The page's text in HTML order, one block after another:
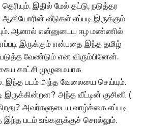
இதில் மேல் தட்டு, நடுத்தர
வீடுகள் எப்படி இருக்கும்
ஆனால் என்னுடைய ஈழ மண்ணில்
இருக்கும் என்பதை இந்த தமிழ்
வேண்டும் என விரும்பினேன்.
காட்சி முழுமையாக
இந்த படம் அந்த வேலையை செய்யும்.
இருக்கின்றன? அந்த வீட்டின் குசினி (
அவர்களுடைய வாழ்க்கை எப்படி
இந்த படம் உங்களுக்குச் சொல்லும்.